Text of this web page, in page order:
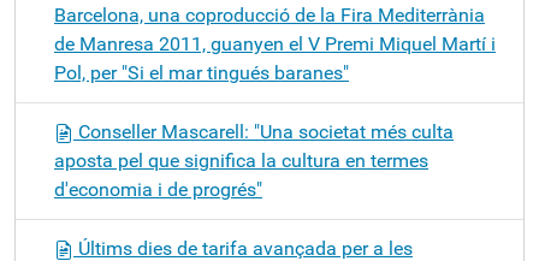
Barcelona, una coproducció de la Fira Mediterrània
de Manresa 2011, guanyen el V Premi Miquel Martí i
Pol, per "Si el mar tingués baranes"
Conseller Mascarell: "Una societat més culta
aposta pel que significa la cultura en termes
d'economia i de progrés"
Últims dies de tarifa avançada per a les